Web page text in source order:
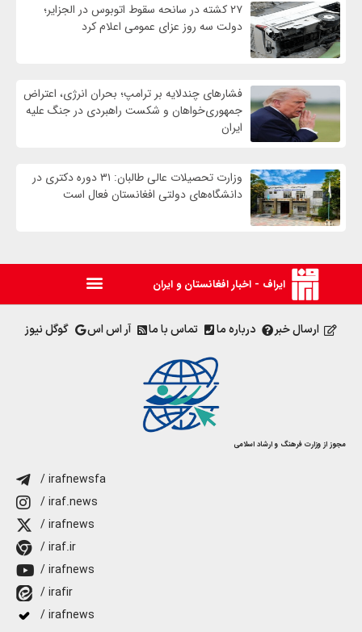
۲۷ کشته در سانحه سقوط اتوبوس در الجزایر؛
دولت سه روز عزای عمومی اعلام کرد
فشارهای چندلایه بر ترامپ؛ بحران انرژی، اعتراض
جمهوری‌خواهان و شکست راهبردی در جنگ علیه
ایران
وزارت تحصیلات عالی طالبان: ۳۱ دوره دکتری در
دانشگاه‌های دولتی افغانستان فعال است
ایراف - اخبار افغانستان و ایران
ارسال خبر درباره ما تماس با ما آر اس اس گوگل نیوز
مجوز از وزارت فرهنگ و ارشاد اسلامی
/ irafnewsfa
/ iraf.news
/ irafnews
/ iraf.ir
/ irafnews
/ irafir
/ irafnews